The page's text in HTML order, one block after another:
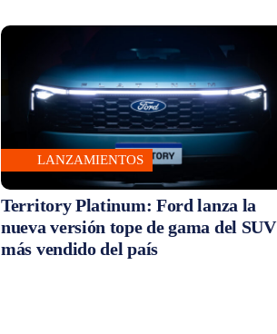
LANZAMIENTOS
Territory Platinum: Ford lanza la
nueva versión tope de gama del SUV
más vendido del país